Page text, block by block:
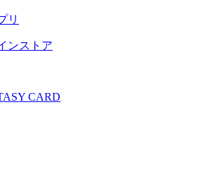
リ
ンストア
CARD